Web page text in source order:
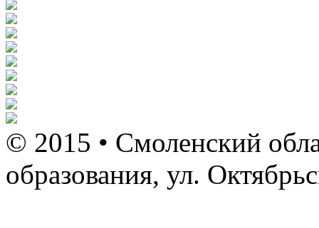
© 2015 • Смоленский
образования, ул.